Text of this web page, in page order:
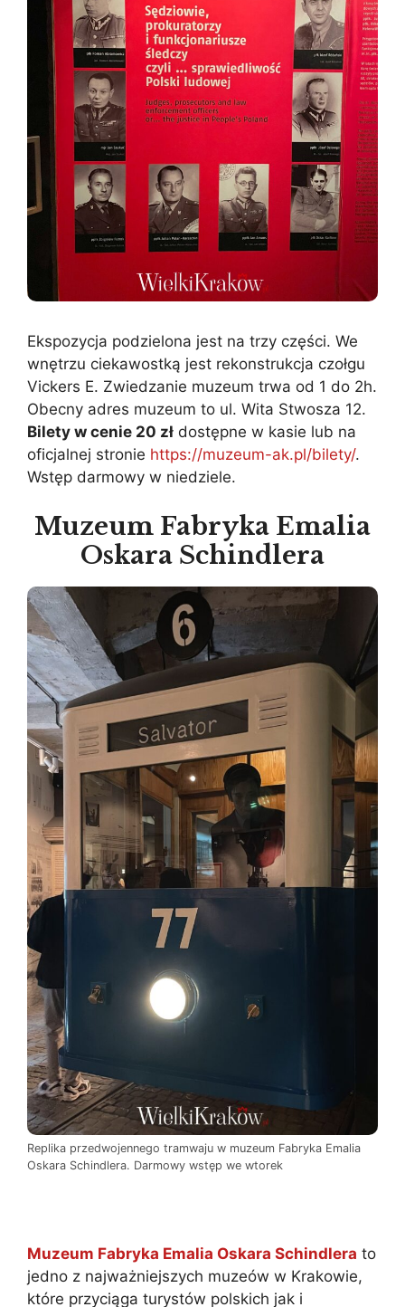
Ekspozycja podzielona jest na trzy części. We
wnętrzu ciekawostką jest rekonstrukcja czołgu
Vickers E. Zwiedzanie muzeum trwa od 1 do 2h.
Obecny adres muzeum to ul. Wita Stwosza 12.
Bilety w cenie 20 zł dostępne w kasie lub na
oficjalnej stronie https://muzeum-ak.pl/bilety/.
Wstęp darmowy w niedziele.
Muzeum Fabryka Emalia
Oskara Schindlera
Replika przedwojennego tramwaju w muzeum Fabryka Emalia
Oskara Schindlera. Darmowy wstęp we wtorek
Muzeum Fabryka Emalia Oskara Schindlera to
jedno z najważniejszych muzeów w Krakowie,
które przyciąga turystów polskich jak i